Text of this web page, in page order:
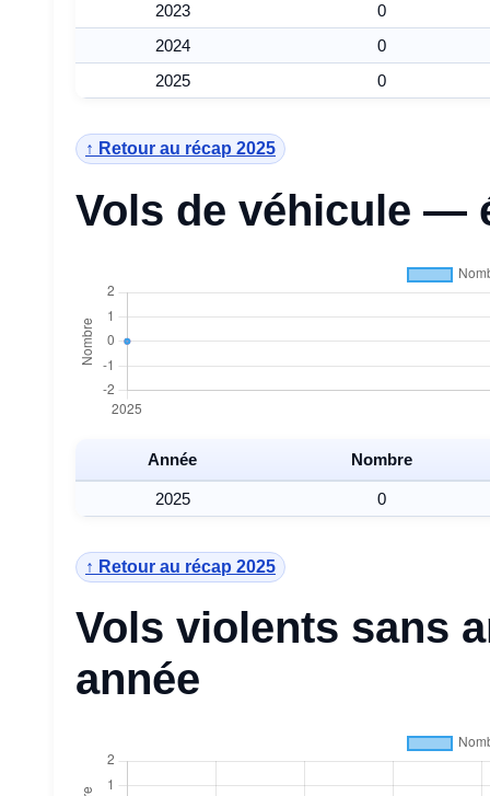
2023
0
2024
0
2025
0
↑ Retour au récap 2025
Vols de véhicule —
Année Nombre
2025 0
↑ Retour au récap 2025
Vols violents sans
année